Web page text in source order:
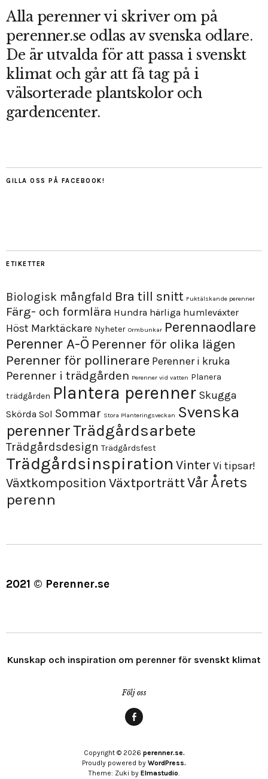
Alla perenner vi skriver om på
perenner.se odlas av svenska odlare.
De är utvalda för att passa i svenskt
klimat och går att få tag på i
välsorterade plantskolor och
gardencenter.
GILLA OSS PÅ FACEBOOK!
ETIKETTER
Biologisk mångfald Bra till snitt Fuktälskande perenner
Färg- och formlära Hundra härliga humleväxter
Höst Marktäckare Nyheter Ormbunkar Perennaodlare
Perenner A-Ö Perenner för olika lägen
Perenner för pollinerare Perenner i kruka
Perenner i trädgården Perenner vid vatten Planera
trädgården Plantera perenner Skugga
Skörda Sol Sommar Stora Planteringsveckan Svenska
perennerTrädgårdsarbete
Trädgårdsdesign Trädgårdsfest
Trädgårdsinspiration VinterVi tipsar!
Växtkomposition VäxtporträttVårÅrets
perenn
2021 © Perenner.se
Kunskap och inspiration om perenner för svenskt klimat
Följ oss
Copyright © 2026 perenner.se.
Proudly powered by WordPress.
Theme: Zuki by Elmastudio.